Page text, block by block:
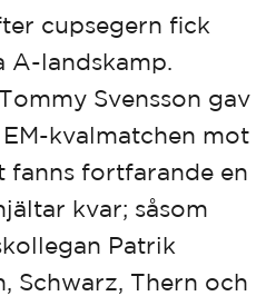
cupsegern fick
A-landskamp.
Svensson gav
kvalmatchen mot
fanns fortfarande en
kvar; såsom
Patrik
Schwarz, Thern och